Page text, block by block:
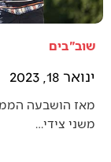
שוב"בים
ינואר 18, 2023
מאז הושבעה
משני צידי…